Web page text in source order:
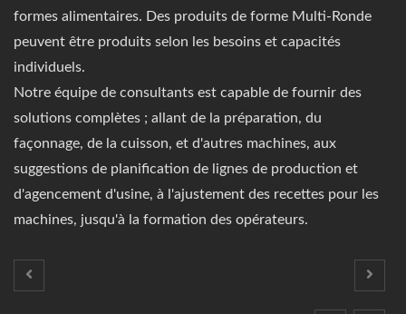
formes alimentaires. Des produits de forme Multi-Ronde
peuvent être produits selon les besoins et capacités
individuels.
Notre équipe de consultants est capable de fournir des
solutions complètes ; allant de la préparation, du
façonnage, de la cuisson, et d'autres machines, aux
suggestions de planification de lignes de production et
d'agencement d'usine, à l'ajustement des recettes pour les
machines, jusqu'à la formation des opérateurs.